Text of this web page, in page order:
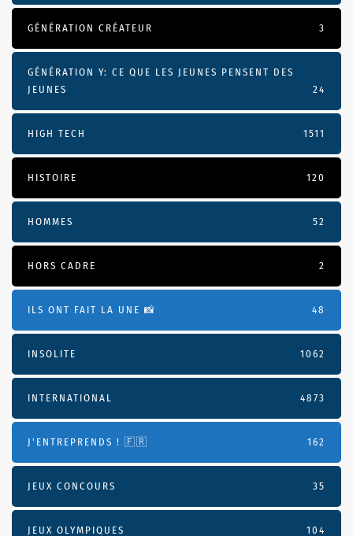
GÉNÉRATION CRÉATEUR 3
GÉNÉRATION Y: CE QUE LES JEUNES PENSENT DES
JEUNES
24
HIGH TECH 1511
HISTOIRE 120
HOMMES 52
HORS CADRE 2
ILS ONT FAIT LA UNE 📸 48
INSOLITE 1062
INTERNATIONAL 4873
J'ENTREPRENDS ! 🇫🇷 162
JEUX CONCOURS 35
JEUX OLYMPIQUES 104